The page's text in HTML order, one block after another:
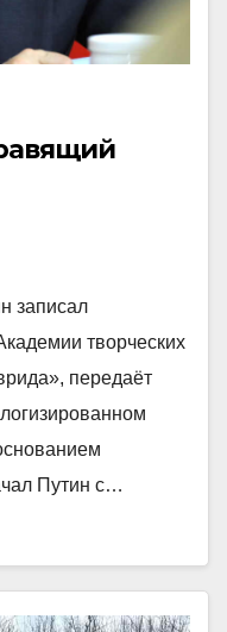
записал
творческих
передаёт
Путин с…